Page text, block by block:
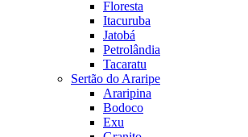
Floresta
Itacuruba
Jatobá
Petrolândia
Tacaratu
Sertão do Araripe
Araripina
Bodoco
Exu